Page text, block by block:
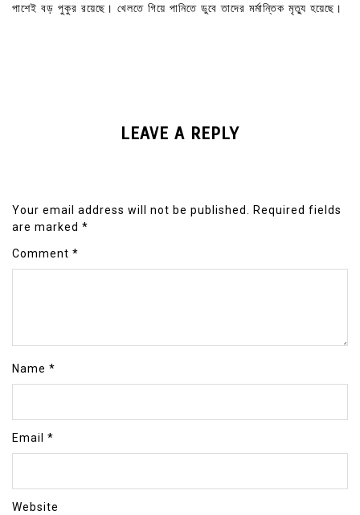
পাশেই বড় পুকুর রয়েছে। খেলতে গিয়ে পানিতে ডুবে তাদের মর্মান্তিক মৃত্যু হয়েছে।
LEAVE A REPLY
Your email address will not be published. Required fields
are marked *
Comment *
Name *
Email *
Website